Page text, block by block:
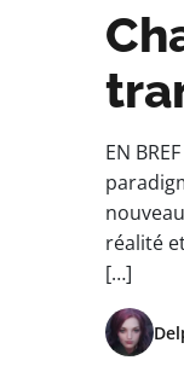
EN
réalité
[…]